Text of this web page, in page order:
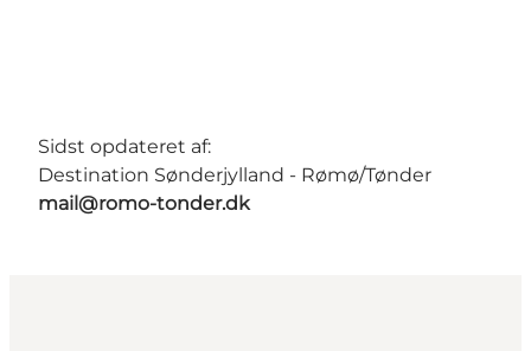
Sidst opdateret af:
Destination Sønderjylland - Rømø/Tønder
mail@romo-tonder.dk